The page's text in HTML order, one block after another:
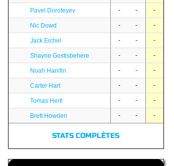
Pavel Dorofeyev - - -
Nic Dowd - - -
Jack Eichel - - -
Shayne Gostisbehere - - -
Noah Hanifin - - -
Carter Hart - - -
Tomas Hertl - - -
Brett Howden - - -
STATS COMPLÈTES